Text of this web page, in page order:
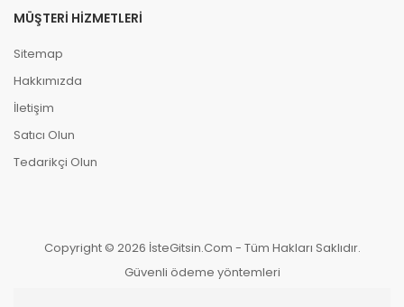
MÜŞTERI HIZMETLERI
Sitemap
Hakkımızda
İletişim
Satıcı Olun
Tedarikçi Olun
Copyright © 2026 İsteGitsin.Com - Tüm Hakları Saklıdır.
Güvenli ödeme yöntemleri